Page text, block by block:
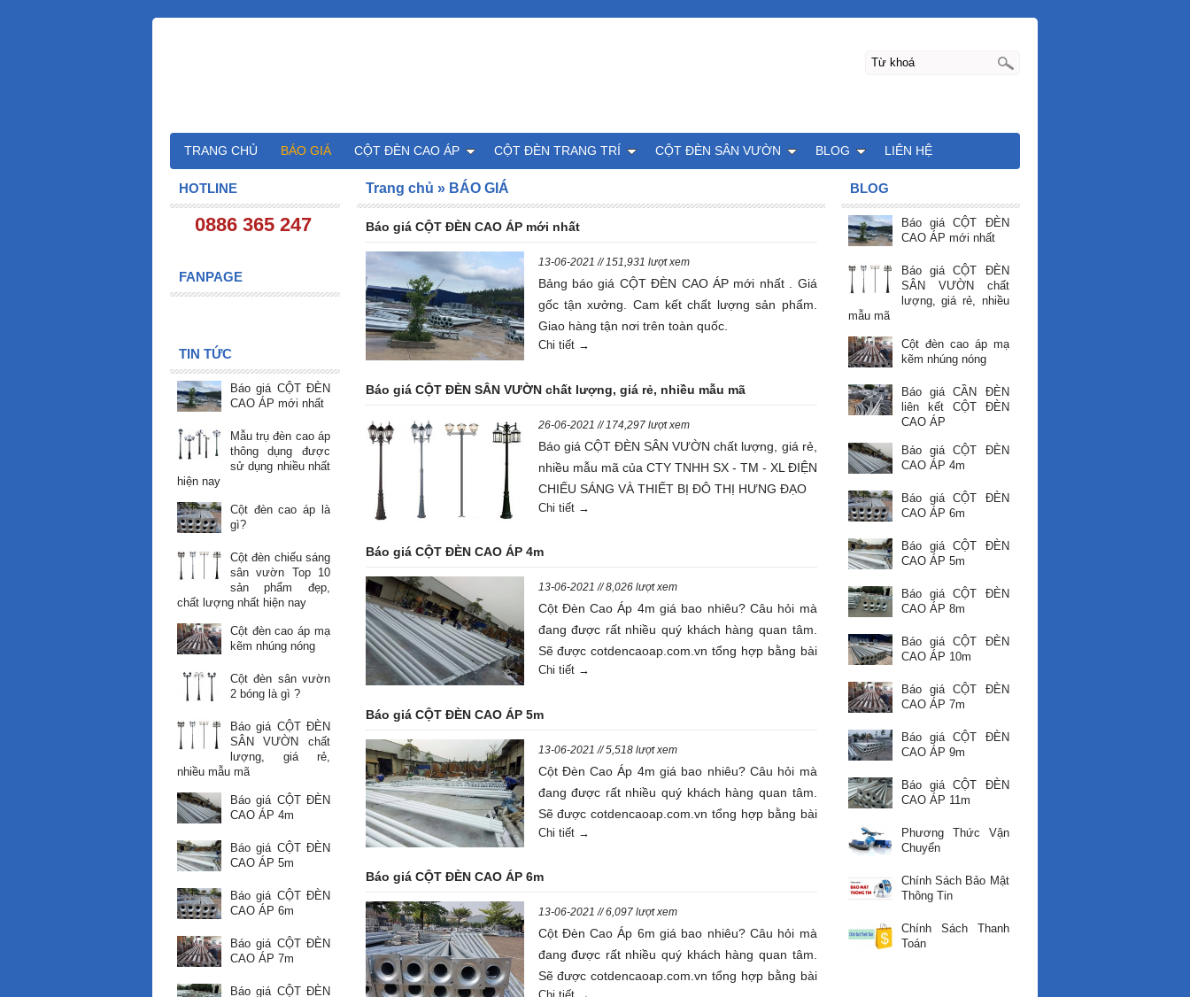
Báo giá CỘT ĐÈN CAO ÁP mới nhất
13-06-2021 // 151,931 lượt xem
Bảng báo giá CỘT ĐÈN CAO ÁP mới nhất . Giá
gốc tận xưởng. Cam kết chất lượng sản phẩm.
Giao hàng tận nơi trên toàn quốc.
Chi tiết →
Báo giá CỘT ĐÈN SÂN VƯỜN chất lượng, giá rẻ, nhiều mẫu mã
26-06-2021 // 174,297 lượt xem
Báo giá CỘT ĐÈN SÂN VƯỜN chất lượng, giá rẻ,
nhiều mẫu mã của CTY TNHH SX - TM - XL ĐIỆN
CHIẾU SÁNG VÀ THIẾT BỊ ĐÔ THỊ HƯNG ĐẠO
Chi tiết →
Báo giá CỘT ĐÈN CAO ÁP 4m
13-06-2021 // 8,026 lượt xem
Cột Đèn Cao Áp 4m giá bao nhiêu? Câu hỏi mà
đang được rất nhiều quý khách hàng quan tâm.
Sẽ được cotdencaoap.com.vn tổng hợp bằng bài
viết dưới đây
Chi tiết →
Báo giá CỘT ĐÈN CAO ÁP 5m
13-06-2021 // 5,518 lượt xem
Cột Đèn Cao Áp 4m giá bao nhiêu? Câu hỏi mà
đang được rất nhiều quý khách hàng quan tâm.
Sẽ được cotdencaoap.com.vn tổng hợp bằng bài
viết dưới đây
Chi tiết →
Báo giá CỘT ĐÈN CAO ÁP 6m
13-06-2021 // 6,097 lượt xem
Cột Đèn Cao Áp 6m giá bao nhiêu? Câu hỏi mà
đang được rất nhiều quý khách hàng quan tâm.
Sẽ được cotdencaoap.com.vn tổng hợp bằng bài
Trang chủ » BÁO GIÁ BLOG
Báo giá CỘT ĐÈN
CAO ÁP mới nhất
Báo giá CỘT ĐÈN
SÂN VƯỜN chất
lượng, giá rẻ, nhiều
mẫu mã
Cột đèn cao áp mạ
kẽm nhúng nóng
Báo giá CẦN ĐÈN
liên kết CỘT ĐÈN
CAO ÁP
Báo giá CỘT ĐÈN
CAO ÁP 4m
Báo giá CỘT ĐÈN
CAO ÁP 6m
Báo giá CỘT ĐÈN
CAO ÁP 5m
Báo giá CỘT ĐÈN
CAO ÁP 8m
Báo giá CỘT ĐÈN
CAO ÁP 10m
Báo giá CỘT ĐÈN
CAO ÁP 7m
Báo giá CỘT ĐÈN
CAO ÁP 9m
Báo giá CỘT ĐÈN
CAO ÁP 11m
Phương Thức Vận
Chuyển
Chính Sách Bảo Mật
Thông Tin
Chính Sách Thanh
Toán
HOTLINE
0886 365 247
FANPAGE
TIN TỨC
Báo giá CỘT ĐÈN
CAO ÁP mới nhất
Mẫu trụ đèn cao áp
thông dụng được
sử dụng nhiều nhất
hiện nay
Cột đèn cao áp là
gì?
Cột đèn chiếu sáng
sân vườn Top 10
sản phẩm đẹp,
chất lượng nhất hiện nay
Cột đèn cao áp mạ
kẽm nhúng nóng
Cột đèn sân vườn
2 bóng là gì ?
Báo giá CỘT ĐÈN
SÂN VƯỜN chất
lượng, giá rẻ,
nhiều mẫu mã
Báo giá CỘT ĐÈN
CAO ÁP 4m
Báo giá CỘT ĐÈN
CAO ÁP 5m
Báo giá CỘT ĐÈN
CAO ÁP 6m
Báo giá CỘT ĐÈN
CAO ÁP 7m
Báo giá CỘT ĐÈN
TRANG CHỦ BÁO GIÁ CỘT ĐÈN CAO ÁP CỘT ĐÈN TRANG TRÍ CỘT ĐÈN SÂN VƯỜN BLOG LIÊN HỆ